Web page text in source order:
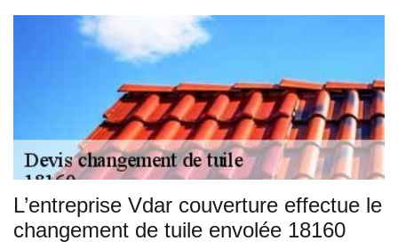
L’entreprise Vdar couverture effectue le
changement de tuile envolée 18160